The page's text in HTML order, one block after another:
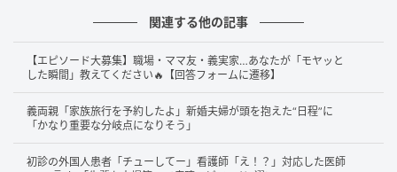
関連する他の記事
【エピソード大募集】職場・ママ友・義実家…あなたが「モヤッと
した瞬間」教えてください🔥【回答フォームに遷移】
義両親「家族旅行を予約したよ」新婚夫婦が頭を抱えた“日程”に
「かなり重要な分岐点になりそう」
初診の外国人患者「チューしてー」看護師「え！？」対応した医師